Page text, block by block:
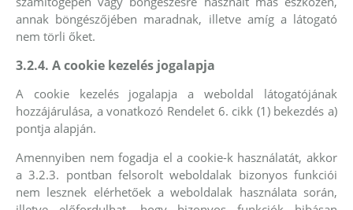
annak böngészőjében maradnak, illetve amíg a látogató
nem törli őket.
3.2.4. A cookie kezelés jogalapja
A cookie kezelés jogalapja a weboldal látogatójának
hozzájárulása, a vonatkozó Rendelet 6. cikk (1) bekezdés a)
pontja alapján.
Amennyiben nem fogadja el a cookie-k használatát, akkor
a 3.2.3. pontban felsorolt weboldalak bizonyos funkciói
nem lesznek elérhetőek a weboldalak használata során,